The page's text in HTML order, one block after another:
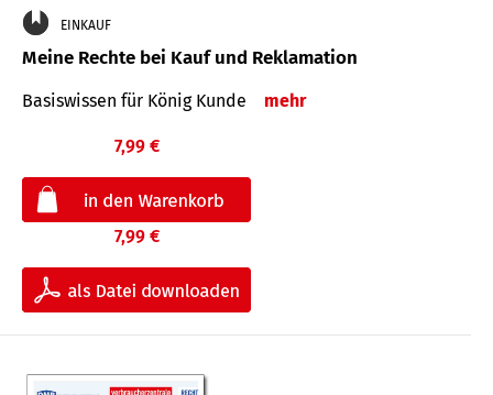
EINKAUF
Meine Rechte bei Kauf und Reklamation
Basiswissen für König Kunde mehr
7,99 €
7,99 €